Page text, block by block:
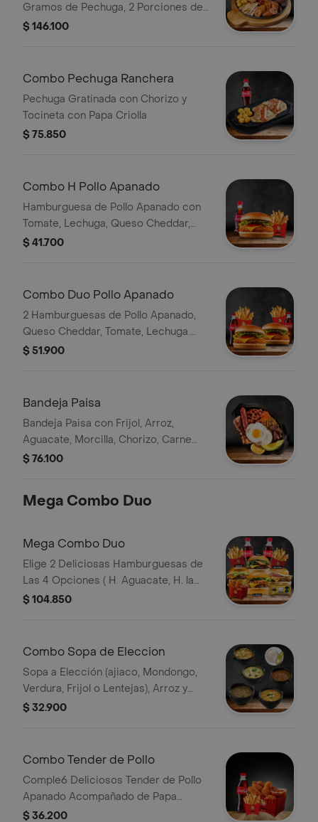
Gramos de Pechuga, 2 Porciones de
Costilla Bbq, Chicharrón, Chorizo,
$ 146.100
Combo Pechuga Ranchera
Pechuga Gratinada con Chorizo y
Tocineta con Papa Criolla
$ 75.850
Combo H Pollo Apanado
Hamburguesa de Pollo Apanado con
Tomate, Lechuga, Queso Cheddar,
con Papas y Bebida
$ 41.700
Combo Duo Pollo Apanado
2 Hamburguesas de Pollo Apanado,
Queso Cheddar, Tomate, Lechuga.
Ambos Combos con Papas y Bebida
$ 51.900
Bandeja Paisa
Bandeja Paisa con Frijol, Arroz,
Aguacate, Morcilla, Chorizo, Carne
Molida, Huevo, Chicharrón Porcion y
$ 76.100
Mega Combo Duo
Mega Combo Duo
Elige 2 Deliciosas Hamburguesas de
Las 4 Opciones ( H. Aguacate, H. la
Nuestra, H. Colombiana y H. Piedro)
Papas, 2 Bebidas, 6 Tender de Pollo y
1 Paquete de Trufas
$ 104.850
Combo Sopa de Eleccion
Sopa a Elección (ajiaco, Mondongo,
Verdura, Frijol o Lentejas), Arroz y
Aguacate
$ 32.900
Combo Tender de Pollo
Comple6 Deliciosos Tender de Pollo
Apanado Acompañado de Papa
Francesa Bebida
$ 36.200